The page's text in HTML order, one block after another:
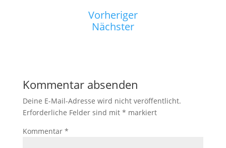
Vorheriger
Nächster
Kommentar absenden
Deine E-Mail-Adresse wird nicht veröffentlicht.
Erforderliche Felder sind mit * markiert
Kommentar *